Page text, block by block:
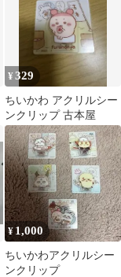
¥329
ちいかわ アクリルシー
ンクリップ 古本屋
¥ 1,000
ちいかわアクリルシー
ンクリップ